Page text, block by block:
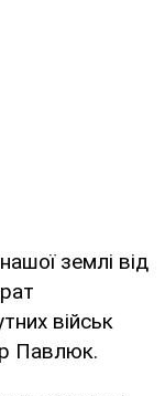
землі від
військ
Павлюк.